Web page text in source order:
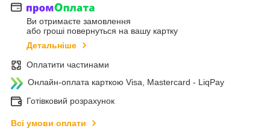
Ви отримаєте замовлення
або гроші повернуться на вашу картку
Детальніше
Оплатити частинами
Онлайн-оплата карткою Visa, Mastercard - LiqPay
Готівковий розрахунок
Всі умови оплати